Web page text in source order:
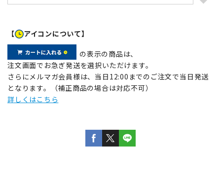
【 アイコンについて】
の表示の商品は、
注文画面でお急ぎ発送を選択いただけます。
さらにメルマガ会員様は、当日12:00までのご注文で当日発送
となります。（補正商品の場合は対応不可）
詳しくはこちら